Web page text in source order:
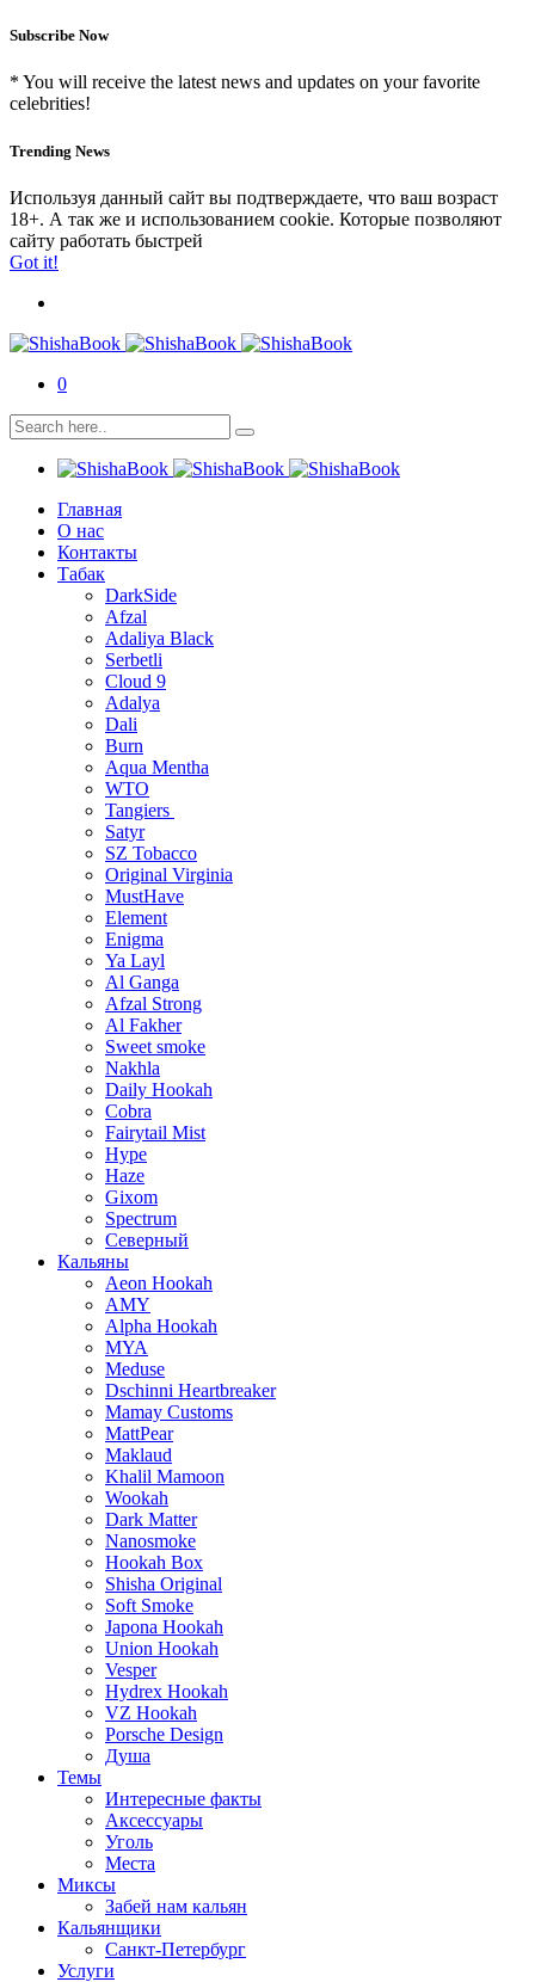
Subscribe Now
* You will receive the latest news and updates on your favorite
celebrities!
Trending News
Используя данный сайт вы подтверждаете, что ваш возраст
18+. А так же и использованием cookie. Которые позволяют
сайту работать быстрей
Got it!
0
Главная
О нас
Контакты
Табак
DarkSide
Afzal
Adaliya Black
Serbetli
Cloud 9
Adalya
Dali
Burn
Aqua Mentha
WTO
Tangiers
Satyr
SZ Tobacco
Original Virginia
MustHave
Element
Enigma
Ya Layl
Al Ganga
Afzal Strong
Al Fakher
Sweet smoke
Nakhla
Daily Hookah
Cobra
Fairytail Mist
Hype
Haze
Gixom
Spectrum
Северный
Кальяны
Aeon Hookah
AMY
Alpha Hookah
MYA
Meduse
Dschinni Heartbreaker
Mamay Customs
MattPear
Maklaud
Khalil Mamoon
Wookah
Dark Matter
Nanosmoke
Hookah Box
Shisha Original
Soft Smoke
Japona Hookah
Union Hookah
Vesper
Hydrex Hookah
VZ Hookah
Porsche Design
Душа
Темы
Интересные факты
Аксессуары
Уголь
Места
Миксы
Забей нам кальян
Кальянщики
Санкт-Петербург
Услуги